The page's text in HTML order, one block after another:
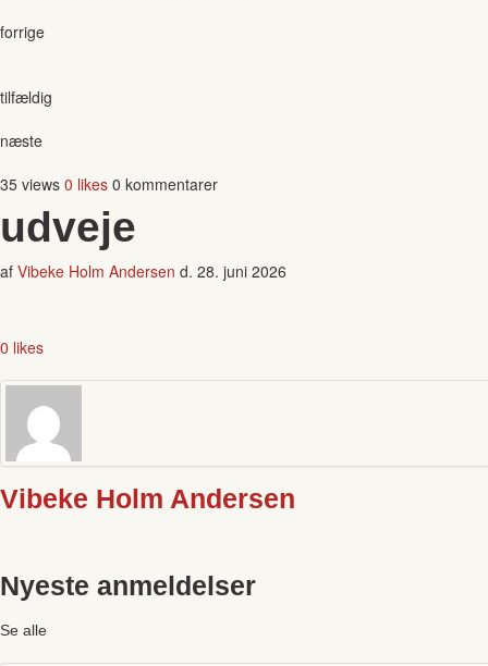
forrige
tilfældig
næste
35 views 0 likes 0 kommentarer
udveje
af Vibeke Holm Andersen d. 28. juni 2026
0 likes
Vibeke Holm Andersen
Nyeste anmeldelser
Se alle